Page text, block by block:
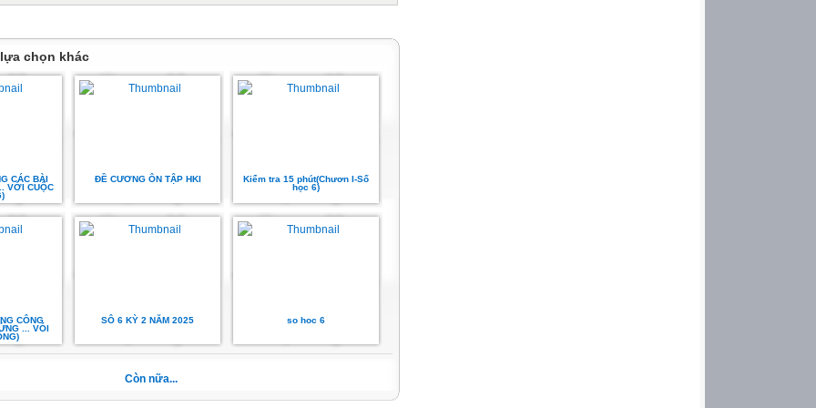
Ngoài các đồ dùng học tập mang thường xuyên, cần chuẩn bị giấy
hình), đây mềm hay bút laser (laze) (để kiểm tra tính thẳng hàng).
HỌC
ĐỘNG
chọn khác
CÁC BÀI
VỚI CUỘC
ĐỀ CƯƠNG ÔN TẬP HKI
Kiểm tra 15 phút(Chươn I-Số
học 6)
CÔNG
... VÓI
SÔ 6 KỲ 2 NĂM 2025 so hoc 6
Còn nữa...